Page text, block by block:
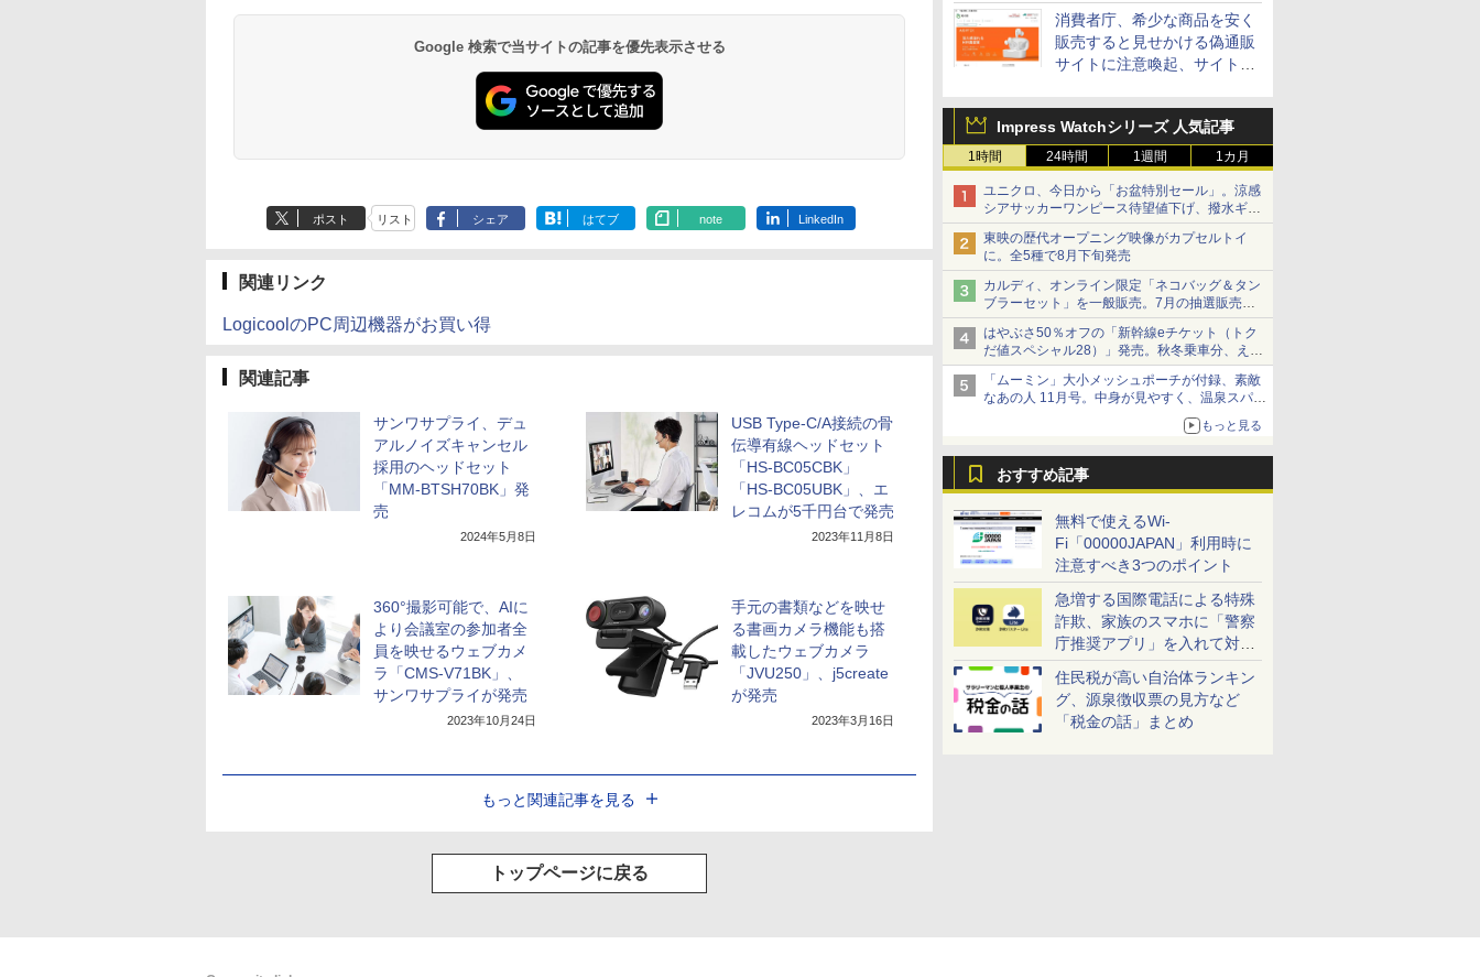
消費者庁、希少な商品を安く
販売すると見せかける偽通販
サイトに注意喚起、サイト名
Impress Watchシリーズ 人気記事
1時間 24時間 1週間 1カ月
ユニクロ、今日から「お盆特別セール」。涼感
シアサッカーワンピース待望値下げ、撥水ギア
ショーツは1990円に
東映の歴代オープニング映像がカプセルトイ
に。全5種で8月下旬発売
カルディ、オンライン限定「ネコバッグ＆タン
ブラーセット」を一般販売。7月の抽選販売の
当選無効分
はやぶさ50％オフの「新幹線eチケット（トク
だ値スペシャル28）」発売。秋冬乗車分、えき
ねっと限定
「ムーミン」大小メッシュポーチが付録、素敵
なあの人 11月号。中身が見やすく、温泉スパに
もっと見る
おすすめ記事
無料で使えるWi-
Fi「00000JAPAN」利用時に
注意すべき3つのポイント
急増する国際電話による特殊
詐欺、家族のスマホに「警察
庁推奨アプリ」を入れて対策
しよう！
住民税が高い自治体ランキン
グ、源泉徴収票の見方など
「税金の話」まとめ
Google 検索で当サイトの記事を優先表示させる
ポスト リスト シェア はてブ note LinkedIn
関連リンク
LogicoolのPC周辺機器がお買い得
関連記事
サンワサプライ、デュ
アルノイズキャンセル
採用のヘッドセット
「MM-BTSH70BK」発
売
2024年5月8日
USB Type-C/A接続の骨
伝導有線ヘッドセット
「HS-BC05CBK」
「HS-BC05UBK」、エ
レコムが5千円台で発売
2023年11月8日
360°撮影可能で、AIに
より会議室の参加者全
員を映せるウェブカメ
ラ「CMS-V71BK」、
サンワサプライが発売
2023年10月24日
手元の書類などを映せ
る書画カメラ機能も搭
載したウェブカメラ
「JVU250」、j5create
が発売
2023年3月16日
もっと関連記事を見る
トップページに戻る